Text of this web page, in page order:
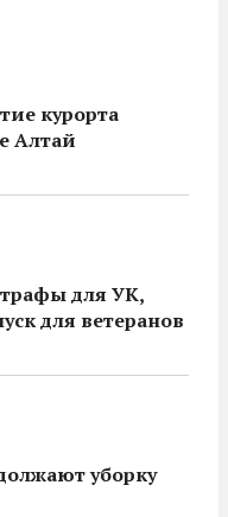
курорта
Алтай
для УК,
для ветеранов
уборку